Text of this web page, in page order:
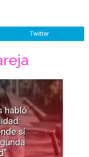
Twitter
habló
sí